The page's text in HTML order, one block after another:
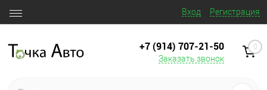
Вход Регистрация
+7 (914) 707‒21‒50
Заказать звонок
0